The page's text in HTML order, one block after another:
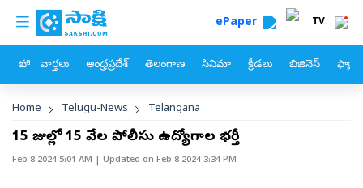
Skip to main content
custom menu ePaper TV
హోం వార్తలు ఆంధ్రప్రదేశ్ తెలంగాణ సినిమా క్రీడలు బిజినెస్
Breadcrumb
Home Telugu-News Telangana
15 రోజుల్లో 15 వేల పోలీసు ఉద్యోగాల భర్తీ
Feb 8 2024 5:01 AM | Updated on Feb 8 2024 3:34 PM